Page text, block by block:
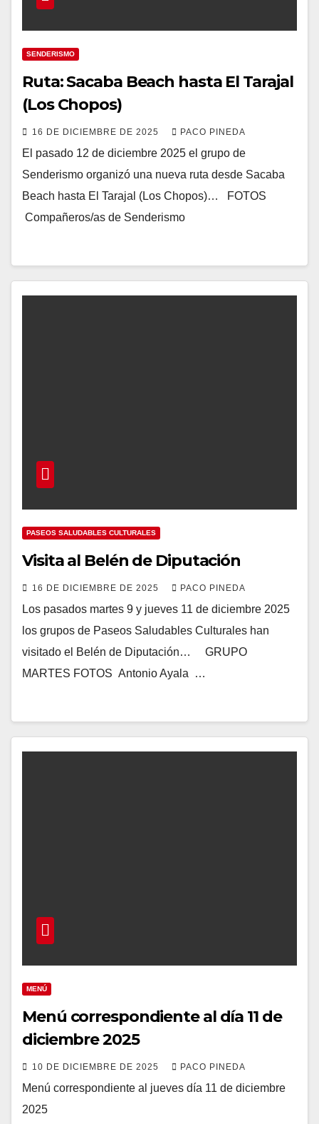
SENDERISMO
Ruta: Sacaba Beach hasta El Tarajal
(Los Chopos)
16 DE DICIEMBRE DE 2025 PACO PINEDA
El pasado 12 de diciembre 2025 el grupo de
Senderismo organizó una nueva ruta desde Sacaba
Beach hasta El Tarajal (Los Chopos)… FOTOS
Compañeros/as de Senderismo
PASEOS SALUDABLES CULTURALES
Visita al Belén de Diputación
16 DE DICIEMBRE DE 2025 PACO PINEDA
Los pasados martes 9 y jueves 11 de diciembre 2025
los grupos de Paseos Saludables Culturales han
visitado el Belén de Diputación… GRUPO
MARTES FOTOS Antonio Ayala …
MENÚ
Menú correspondiente al día 11 de
diciembre 2025
10 DE DICIEMBRE DE 2025 PACO PINEDA
Menú correspondiente al jueves día 11 de diciembre
2025